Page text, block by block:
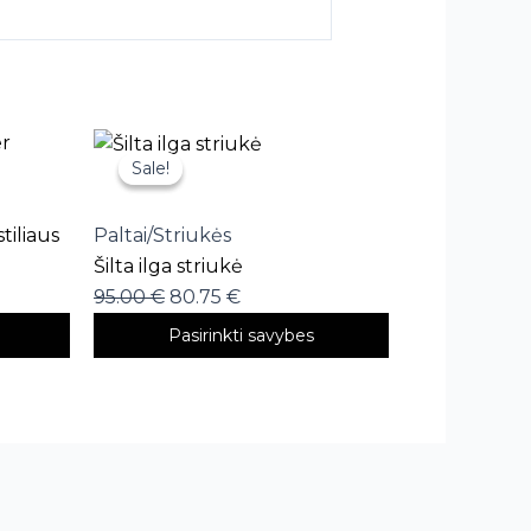
Sale!
Sale!
Paltai/Striukės
Šilta ilga striukė
95.00€ 80.75 €
Pasirinkti savybes
This
product
multiple
variants.
The
may